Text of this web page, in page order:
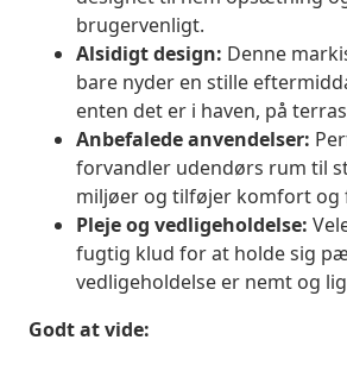
brugervenligt.
Alsidigt design: Denne
bare nyder en stille
enten det er i haven, på
Anbefalede anvendelser:
forvandler udendørs rum til
miljøer og tilføjer komfort og
Pleje og vedligeholdelse:
fugtig klud for at holde sig
vedligeholdelse er nemt og
Godt at vide: